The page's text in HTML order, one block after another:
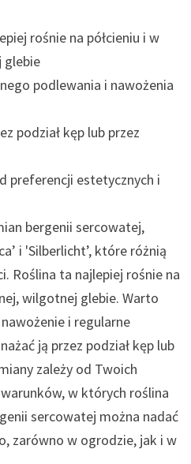
rośnie na półcieniu i w
glebie
podlewania i nawożenia
podział kęp lub przez
preferencji estetycznych i
bergenii sercowatej,
i 'Silberlicht’, które różnią
Roślina ta najlepiej rośnie na
wilgotnej glebie. Warto
i regularne
ją przez podział kęp lub
zależy od Twoich
w których roślina
sercowatej można nadać
zarówno w ogrodzie, jak i w